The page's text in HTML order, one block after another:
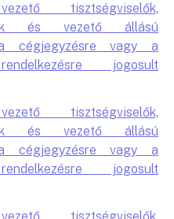
tisztségviselők,
és vezető állású
cégjegyzésre vagy a
jogosult
tisztségviselők,
és vezető állású
cégjegyzésre vagy a
jogosult